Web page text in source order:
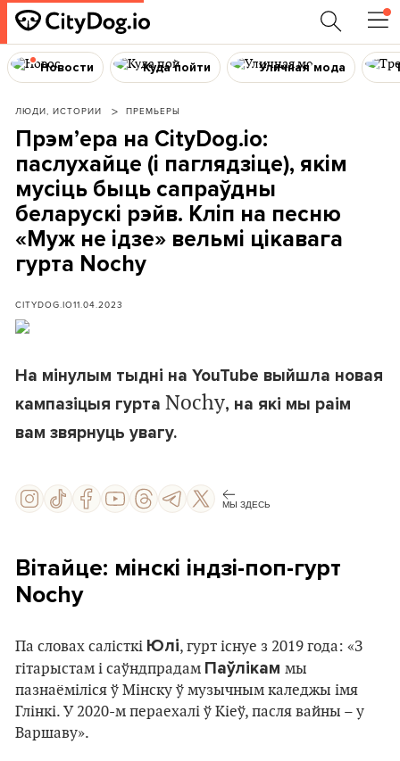
Новости Куда пойти Уличная мода
ЛЮДИ, ИСТОРИИ ПРЕМЬЕРЫ
Прэм’ера на CityDog.io:
паслухайце (і паглядзіце), якім
мусіць быць сапраўдны
беларускі рэйв. Кліп на песню
«Муж не ідзе» вельмі цікавага
гурта Nochy
CITYDOG.IO11.04.2023
На мінулым тыдні на YouTube выйшла новая
кампазіцыя гурта Nochy, на які мы раім
вам звярнуць увагу.
МЫ ЗДЕСЬ
Вітайце: мінскі індзі-поп-гурт
Nochy
Па словах салісткі Юлі, гурт існуе з 2019 года: «З
гітарыстам і саўндпрадам Паўлікам мы
пазнаёміліся ў Мінску ў музычным каледжы імя
Глінкі. У 2020-м пераехалі ў Кіеў, пасля вайны – у
Варшаву».